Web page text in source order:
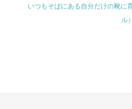
いつもそばにある自分だけの靴に
ル